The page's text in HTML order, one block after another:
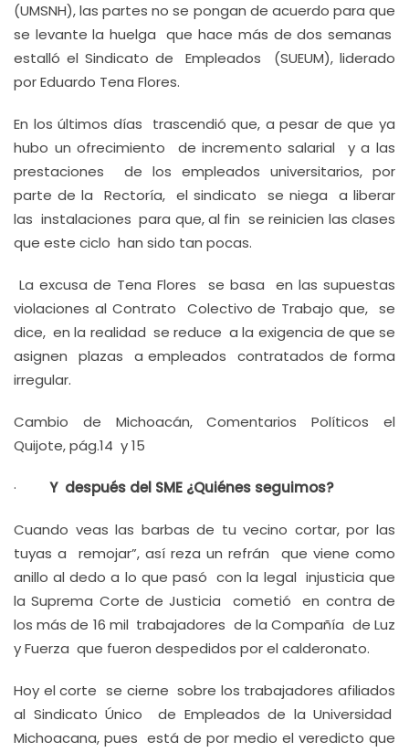
(UMSNH), las partes no se pongan de acuerdo para que
se levante la huelga que hace más de dos semanas
estalló el Sindicato de Empleados (SUEUM), liderado
por Eduardo Tena Flores.
En los últimos días trascendió que, a pesar de que ya
hubo un ofrecimiento de incremento salarial y a las
prestaciones de los empleados universitarios, por
parte de la Rectoría, el sindicato se niega a liberar
las instalaciones para que, al fin se reinicien las clases
que este ciclo han sido tan pocas.
La excusa de Tena Flores se basa en las supuestas
violaciones al Contrato Colectivo de Trabajo que, se
dice, en la realidad se reduce a la exigencia de que se
asignen plazas a empleados contratados de forma
irregular.
Cambio de Michoacán, Comentarios Políticos el
Quijote, pág.14 y 15
· Y después del SME ¿Quiénes seguimos?
Cuando veas las barbas de tu vecino cortar, por las
tuyas a remojar”, así reza un refrán que viene como
anillo al dedo a lo que pasó con la legal injusticia que
la Suprema Corte de Justicia cometió en contra de
los más de 16 mil trabajadores de la Compañía de Luz
y Fuerza que fueron despedidos por el calderonato.
Hoy el corte se cierne sobre los trabajadores afiliados
al Sindicato Único de Empleados de la Universidad
Michoacana, pues está de por medio el veredicto que